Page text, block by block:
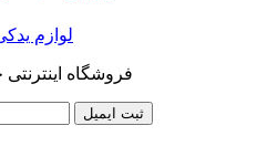
فروشگاه
ثبت ایمیل